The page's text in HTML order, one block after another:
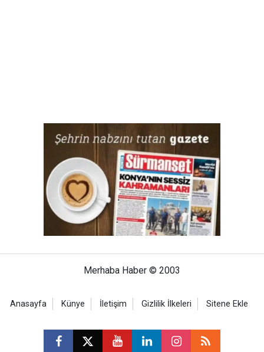
Merhaba Haber © 2003
Anasayfa Künye İletişim Gizlilik İlkeleri Sitene Ekle